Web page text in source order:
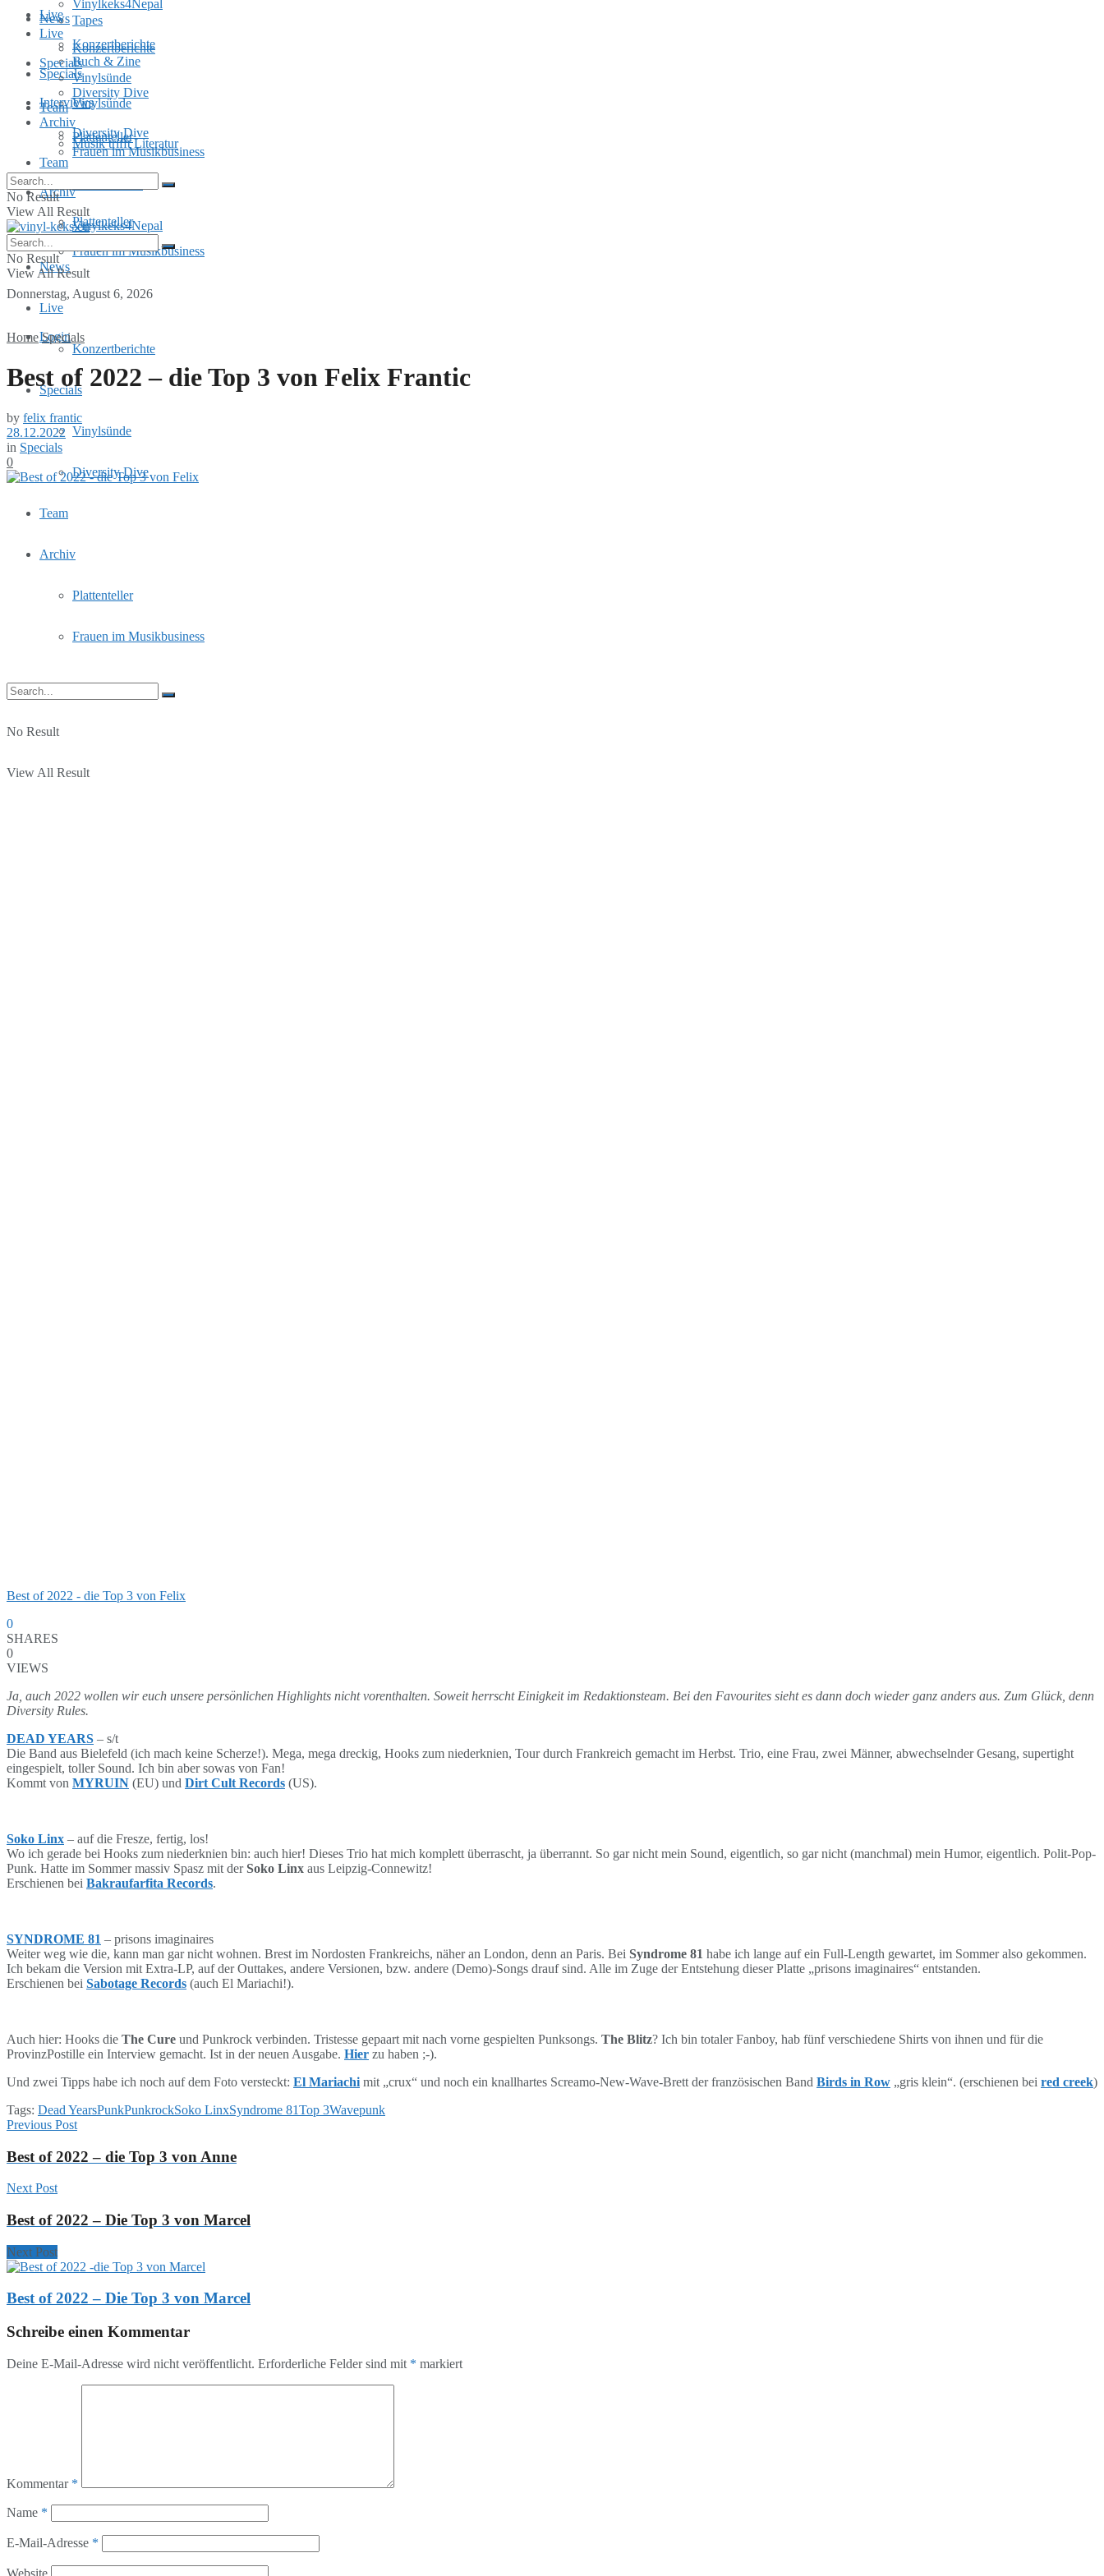
Live
Konzertberichte
Specials
Vinylsünde
Diversity Dive
Team
Archiv
Plattenteller
Frauen im Musikbusiness
Donnerstag, August 6, 2026
Login
Tapes
Buch & Zine
Interviews
Musik trifft Literatur
Vinylkeks4Nepal
News
Live
Konzertberichte
Specials
Vinylsünde
Diversity Dive
Team
Archiv
Plattenteller
Frauen im Musikbusiness
No Result
View All Result
Vinylkeks4Nepal
News
Live
Konzertberichte
Specials
Vinylsünde
Diversity Dive
Team
Archiv
Plattenteller
Frauen im Musikbusiness
No Result
View All Result
No Result
View All Result
Home Specials
Best of 2022 – die Top 3 von Felix Frantic
by felix frantic
28.12.2022
in Specials
0
Best of 2022 - die Top 3 von Felix
0
SHARES
0
VIEWS
Ja, auch 2022 wollen wir euch unsere persönlichen Highlights nicht vorenthalten. Soweit herrscht Einigkeit im Redaktionsteam. Bei den Favourites sieht es dann doch wieder ganz anders aus. Zum Glück, denn
Diversity Rules.
DEAD YEARS – s/t
Die Band aus Bielefeld (ich mach keine Scherze!). Mega, mega dreckig, Hooks zum niederknien, Tour durch Frankreich gemacht im Herbst. Trio, eine Frau, zwei Männer, abwechselnder Gesang, supertight
eingespielt, toller Sound. Ich bin aber sowas von Fan!
Kommt von MYRUIN (EU) und Dirt Cult Records (US).
Soko Linx – auf die Fresze, fertig, los!
Wo ich gerade bei Hooks zum niederknien bin: auch hier! Dieses Trio hat mich komplett überrascht, ja überrannt. So gar nicht mein Sound, eigentlich, so gar nicht (manchmal) mein Humor, eigentlich. Polit-Pop-
Punk. Hatte im Sommer massiv Spasz mit derSoko Linx aus Leipzig-Connewitz!
Erschienen bei Bakraufarfita Records.
SYNDROME 81 – prisons imaginaires
Weiter weg wie die, kann man gar nicht wohnen. Brest im Nordosten Frankreichs, näher an London, denn an Paris. Bei Syndrome 81 habe ich lange auf ein Full-Length gewartet, im Sommer also gekommen.
Ich bekam die Version mit Extra-LP, auf der Outtakes, andere Versionen, bzw. andere (Demo)-Songs drauf sind. Alle im Zuge der Entstehung dieser Platte „prisons imaginaires“ entstanden.
Erschienen bei Sabotage Records (auch El Mariachi!).
Auch hier: Hooks die The Cure und Punkrock verbinden. Tristesse gepaart mit nach vorne gespielten Punksongs. The Blitz? Ich bin totaler Fanboy, hab fünf verschiedene Shirts von ihnen und für die
ProvinzPostille ein Interview gemacht. Ist in der neuen Ausgabe. Hier zu haben ;-).
Und zwei Tipps habe ich noch auf dem Foto versteckt: El Mariachi mit „crux“ und noch ein knallhartes Screamo-New-Wave-Brett der französischen Band Birds in Row „gris klein“. (erschienen bei red creek)
Tags: Dead YearsPunkPunkrockSoko LinxSyndrome 81Top 3Wavepunk
Previous Post
Best of 2022 – die Top 3 von Anne
Next Post
Best of 2022 – Die Top 3 von Marcel
Next Post
Best of 2022 – Die Top 3 von Marcel
Schreibe einen Kommentar
Deine E-Mail-Adresse wird nicht veröffentlicht. Erforderliche Felder sind mit * markiert
Kommentar *
Name *
E-Mail-Adresse *
Website